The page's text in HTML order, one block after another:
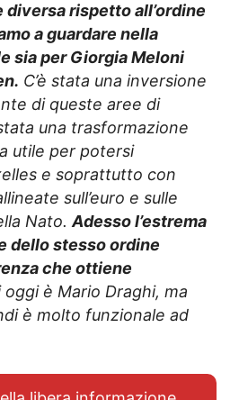
rispetto all’ordine
a guardare nella
sia per Giorgia Meloni
C’è stata una inversione
di queste aree di
stata una trasformazione
utile per potersi
e soprattutto con
sull’euro e sulle
Nato.Adesso l’estrema
dello stesso ordine
che ottiene
oggi è Mario Draghi, ma
è molto funzionale ad